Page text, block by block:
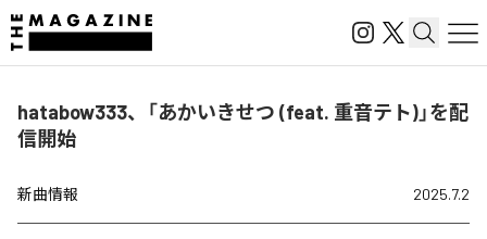
hatabow333、「あかいきせつ (feat. 重音テト)」を配
信開始
新曲情報 2025.7.2